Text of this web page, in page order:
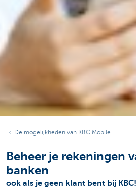
De mogelijkheden van KBC Mobile
Beheer je rekeningen
banken
ook als je geen klant bent bij KBC!